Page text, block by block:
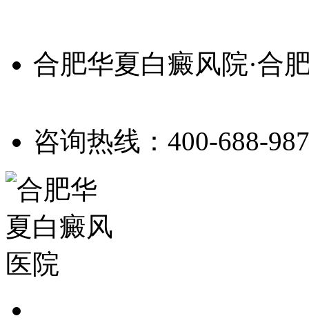
合肥华夏白癜风院·合
咨询热线：400-688-